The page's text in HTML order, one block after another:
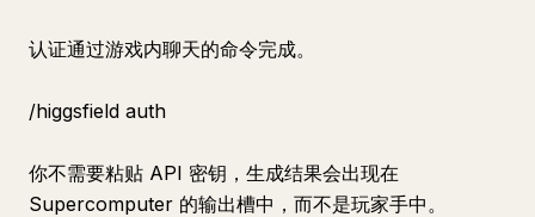
认证通过游戏内聊天的命令完成。
/higgsfield auth
你不需要粘贴 API 密钥，生成结果会出现在
Supercomputer 的输出槽中，而不是玩家手中。